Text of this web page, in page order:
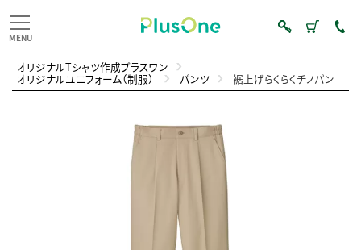
オリジナルTシャツ作成プラスワン
オリジナルユニフォーム（制服） パンツ 裾上げらくらくチノパン